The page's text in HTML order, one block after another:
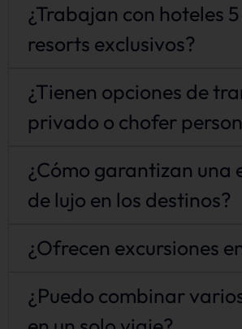
¿Trabajan con hoteles
resorts exclusivos?
¿Tienen opciones de
privado o chofer
¿Cómo garantizan una
de lujo en los destinos?
¿Ofrecen excursiones
¿Puedo combinar